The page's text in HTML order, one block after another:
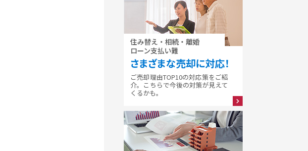
住み替え・相続・離婚
ローン支払い難
さまざまな売却に対応！
ご売却理由TOP10の対応策をご紹
介。こちらで今後の対策が見えて
くるかも。